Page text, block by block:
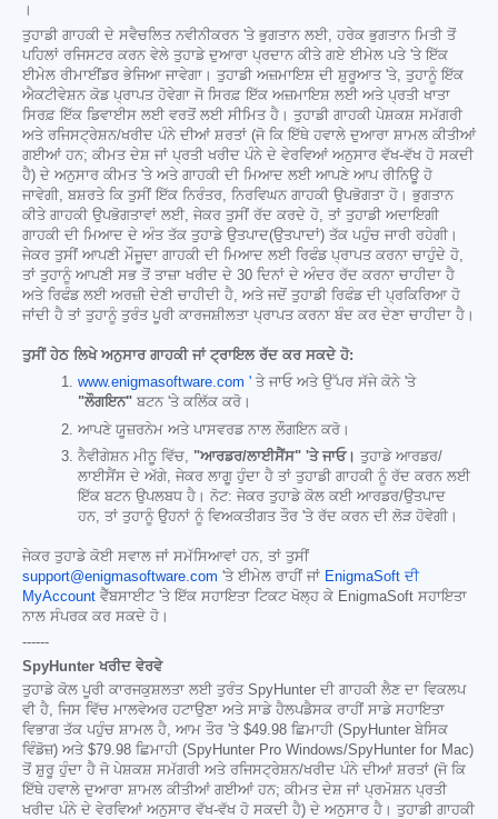
।
ਤੁਹਾਡੀ ਗਾਹਕੀ ਦੇ ਸਵੈਚਲਿਤ ਨਵੀਨੀਕਰਨ 'ਤੇ ਭੁਗਤਾਨ ਲਈ, ਹਰੇਕ ਭੁਗਤਾਨ ਮਿਤੀ ਤੋਂ
ਪਹਿਲਾਂ ਰਜਿਸਟਰ ਕਰਨ ਵੇਲੇ ਤੁਹਾਡੇ ਦੁਆਰਾ ਪ੍ਰਦਾਨ ਕੀਤੇ ਗਏ ਈਮੇਲ ਪਤੇ 'ਤੇ ਇੱਕ
ਈਮੇਲ ਰੀਮਾਈਂਡਰ ਭੇਜਿਆ ਜਾਵੇਗਾ। ਤੁਹਾਡੀ ਅਜ਼ਮਾਇਸ਼ ਦੀ ਸ਼ੁਰੂਆਤ 'ਤੇ, ਤੁਹਾਨੂੰ ਇੱਕ
ਐਕਟੀਵੇਸ਼ਨ ਕੋਡ ਪ੍ਰਾਪਤ ਹੋਵੇਗਾ ਜੋ ਸਿਰਫ਼ ਇੱਕ ਅਜ਼ਮਾਇਸ਼ ਲਈ ਅਤੇ ਪ੍ਰਤੀ ਖਾਤਾ
ਸਿਰਫ਼ ਇੱਕ ਡਿਵਾਈਸ ਲਈ ਵਰਤੋਂ ਲਈ ਸੀਮਿਤ ਹੈ। ਤੁਹਾਡੀ ਗਾਹਕੀ ਪੇਸ਼ਕਸ਼ ਸਮੱਗਰੀ
ਅਤੇ ਰਜਿਸਟ੍ਰੇਸ਼ਨ/ਖਰੀਦ ਪੰਨੇ ਦੀਆਂ ਸ਼ਰਤਾਂ (ਜੋ ਕਿ ਇੱਥੇ ਹਵਾਲੇ ਦੁਆਰਾ ਸ਼ਾਮਲ ਕੀਤੀਆਂ
ਗਈਆਂ ਹਨ; ਕੀਮਤ ਦੇਸ਼ ਜਾਂ ਪ੍ਰਤੀ ਖਰੀਦ ਪੰਨੇ ਦੇ ਵੇਰਵਿਆਂ ਅਨੁਸਾਰ ਵੱਖ-ਵੱਖ ਹੋ ਸਕਦੀ
ਹੈ) ਦੇ ਅਨੁਸਾਰ ਕੀਮਤ 'ਤੇ ਅਤੇ ਗਾਹਕੀ ਦੀ ਮਿਆਦ ਲਈ ਆਪਣੇ ਆਪ ਰੀਨਿਊ ਹੋ
ਜਾਵੇਗੀ, ਬਸ਼ਰਤੇ ਕਿ ਤੁਸੀਂ ਇੱਕ ਨਿਰੰਤਰ, ਨਿਰਵਿਘਨ ਗਾਹਕੀ ਉਪਭੋਗਤਾ ਹੋ। ਭੁਗਤਾਨ
ਕੀਤੇ ਗਾਹਕੀ ਉਪਭੋਗਤਾਵਾਂ ਲਈ, ਜੇਕਰ ਤੁਸੀਂ ਰੱਦ ਕਰਦੇ ਹੋ, ਤਾਂ ਤੁਹਾਡੀ ਅਦਾਇਗੀ
ਗਾਹਕੀ ਦੀ ਮਿਆਦ ਦੇ ਅੰਤ ਤੱਕ ਤੁਹਾਡੇ ਉਤਪਾਦ(ਉਤਪਾਦਾਂ) ਤੱਕ ਪਹੁੰਚ ਜਾਰੀ ਰਹੇਗੀ।
ਜੇਕਰ ਤੁਸੀਂ ਆਪਣੀ ਮੌਜੂਦਾ ਗਾਹਕੀ ਦੀ ਮਿਆਦ ਲਈ ਰਿਫੰਡ ਪ੍ਰਾਪਤ ਕਰਨਾ ਚਾਹੁੰਦੇ ਹੋ,
ਤਾਂ ਤੁਹਾਨੂੰ ਆਪਣੀ ਸਭ ਤੋਂ ਤਾਜ਼ਾ ਖਰੀਦ ਦੇ 30 ਦਿਨਾਂ ਦੇ ਅੰਦਰ ਰੱਦ ਕਰਨਾ ਚਾਹੀਦਾ ਹੈ
ਅਤੇ ਰਿਫੰਡ ਲਈ ਅਰਜ਼ੀ ਦੇਣੀ ਚਾਹੀਦੀ ਹੈ, ਅਤੇ ਜਦੋਂ ਤੁਹਾਡੀ ਰਿਫੰਡ ਦੀ ਪ੍ਰਕਿਰਿਆ ਹੋ
ਜਾਂਦੀ ਹੈ ਤਾਂ ਤੁਹਾਨੂੰ ਤੁਰੰਤ ਪੂਰੀ ਕਾਰਜਸ਼ੀਲਤਾ ਪ੍ਰਾਪਤ ਕਰਨਾ ਬੰਦ ਕਰ ਦੇਣਾ ਚਾਹੀਦਾ ਹੈ।
ਤੁਸੀਂ ਹੇਠ ਲਿਖੇ ਅਨੁਸਾਰ ਗਾਹਕੀ ਜਾਂ ਟ੍ਰਾਇਲ ਰੱਦ ਕਰ ਸਕਦੇ ਹੋ:
www.enigmasoftware.com ' ਤੇ ਜਾਓ ਅਤੇ ਉੱਪਰ ਸੱਜੇ ਕੋਨੇ 'ਤੇ
"ਲੌਗਇਨ" ਬਟਨ 'ਤੇ ਕਲਿੱਕ ਕਰੋ।
ਆਪਣੇ ਯੂਜ਼ਰਨੇਮ ਅਤੇ ਪਾਸਵਰਡ ਨਾਲ ਲੌਗਇਨ ਕਰੋ।
ਨੈਵੀਗੇਸ਼ਨ ਮੀਨੂ ਵਿੱਚ, "ਆਰਡਰ/ਲਾਈਸੈਂਸ" 'ਤੇ ਜਾਓ। ਤੁਹਾਡੇ ਆਰਡਰ/
ਲਾਈਸੈਂਸ ਦੇ ਅੱਗੇ, ਜੇਕਰ ਲਾਗੂ ਹੁੰਦਾ ਹੈ ਤਾਂ ਤੁਹਾਡੀ ਗਾਹਕੀ ਨੂੰ ਰੱਦ ਕਰਨ ਲਈ
ਇੱਕ ਬਟਨ ਉਪਲਬਧ ਹੈ। ਨੋਟ: ਜੇਕਰ ਤੁਹਾਡੇ ਕੋਲ ਕਈ ਆਰਡਰ/ਉਤਪਾਦ
ਹਨ, ਤਾਂ ਤੁਹਾਨੂੰ ਉਹਨਾਂ ਨੂੰ ਵਿਅਕਤੀਗਤ ਤੌਰ 'ਤੇ ਰੱਦ ਕਰਨ ਦੀ ਲੋੜ ਹੋਵੇਗੀ।
ਜੇਕਰ ਤੁਹਾਡੇ ਕੋਈ ਸਵਾਲ ਜਾਂ ਸਮੱਸਿਆਵਾਂ ਹਨ, ਤਾਂ ਤੁਸੀਂ
support@enigmasoftware.com 'ਤੇ ਈਮੇਲ ਰਾਹੀਂ ਜਾਂ EnigmaSoft ਦੀ
MyAccount ਵੈੱਬਸਾਈਟ 'ਤੇ ਇੱਕ ਸਹਾਇਤਾ ਟਿਕਟ ਖੋਲ੍ਹ ਕੇ EnigmaSoft ਸਹਾਇਤਾ
ਨਾਲ ਸੰਪਰਕ ਕਰ ਸਕਦੇ ਹੋ।
------
SpyHunter ਖਰੀਦ ਵੇਰਵੇ
ਤੁਹਾਡੇ ਕੋਲ ਪੂਰੀ ਕਾਰਜਕੁਸ਼ਲਤਾ ਲਈ ਤੁਰੰਤ SpyHunter ਦੀ ਗਾਹਕੀ ਲੈਣ ਦਾ ਵਿਕਲਪ
ਵੀ ਹੈ, ਜਿਸ ਵਿੱਚ ਮਾਲਵੇਅਰ ਹਟਾਉਣਾ ਅਤੇ ਸਾਡੇ ਹੈਲਪਡੈਸਕ ਰਾਹੀਂ ਸਾਡੇ ਸਹਾਇਤਾ
ਵਿਭਾਗ ਤੱਕ ਪਹੁੰਚ ਸ਼ਾਮਲ ਹੈ, ਆਮ ਤੌਰ 'ਤੇ $49.98 ਛਿਮਾਹੀ (SpyHunter ਬੇਸਿਕ
ਵਿੰਡੋਜ਼) ਅਤੇ $79.98 ਛਿਮਾਹੀ (SpyHunter Pro Windows/SpyHunter for Mac)
ਤੋਂ ਸ਼ੁਰੂ ਹੁੰਦਾ ਹੈ ਜੋ ਪੇਸ਼ਕਸ਼ ਸਮੱਗਰੀ ਅਤੇ ਰਜਿਸਟ੍ਰੇਸ਼ਨ/ਖਰੀਦ ਪੰਨੇ ਦੀਆਂ ਸ਼ਰਤਾਂ (ਜੋ ਕਿ
ਇੱਥੇ ਹਵਾਲੇ ਦੁਆਰਾ ਸ਼ਾਮਲ ਕੀਤੀਆਂ ਗਈਆਂ ਹਨ; ਕੀਮਤ ਦੇਸ਼ ਜਾਂ ਪ੍ਰਮੋਸ਼ਨ ਪ੍ਰਤੀ
ਖਰੀਦ ਪੰਨੇ ਦੇ ਵੇਰਵਿਆਂ ਅਨੁਸਾਰ ਵੱਖ-ਵੱਖ ਹੋ ਸਕਦੀ ਹੈ) ਦੇ ਅਨੁਸਾਰ ਹੈ। ਤੁਹਾਡੀ ਗਾਹਕੀ